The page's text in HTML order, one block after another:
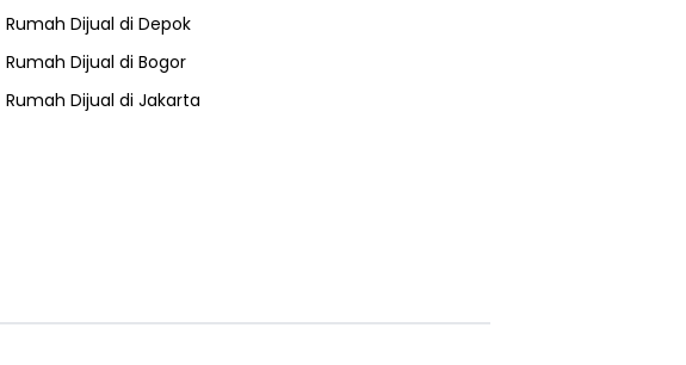
Rumah Dijual di Depok
Rumah Dijual di Bogor
Rumah Dijual di Jakarta